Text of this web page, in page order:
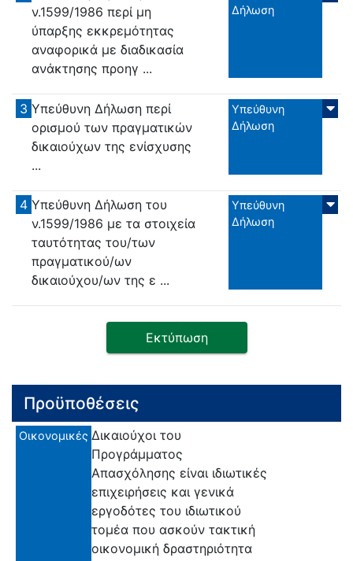
ν.1599/1986 περί μη
ύπαρξης εκκρεμότητας
αναφορικά με διαδικασία
ανάκτησης προηγ ...
Δήλωση
3 Υπεύθυνη Δήλωση περί
ορισμού των πραγματικών
δικαιούχων της ενίσχυσης
...
Υπεύθυνη
Δήλωση
4 Υπεύθυνη Δήλωση του
ν.1599/1986 με τα στοιχεία
ταυτότητας του/των
πραγματικού/ων
δικαιούχου/ων της ε ...
Υπεύθυνη
Δήλωση
Εκτύπωση
Προϋποθέσεις
Οικονομικές Δικαιούχοι του
Προγράμματος
Απασχόλησης είναι ιδιωτικές
επιχειρήσεις και γενικά
εργοδότες του ιδιωτικού
τομέα που ασκούν τακτική
οικονομική δραστηριότητα